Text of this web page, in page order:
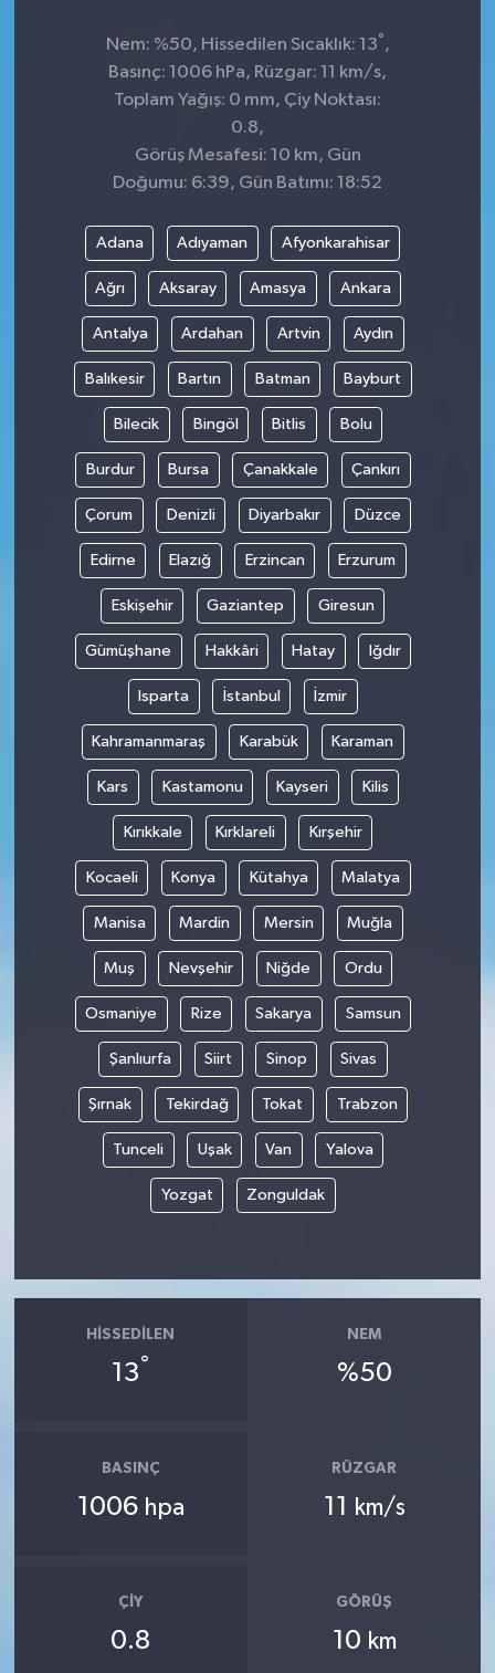
Nem: %50, Hissedilen Sıcaklık: 13° ,
Basınç: 1006 hPa, Rüzgar: 11 km/s,
Toplam Yağış: 0 mm, Çiy Noktası:
0.8,
Görüş Mesafesi: 10 km, Gün
Doğumu: 6:39, Gün Batımı: 18:52
Adana Adıyaman Afyonkarahisar
Ağrı Aksaray Amasya Ankara
Antalya Ardahan Artvin Aydın
Balıkesir Bartın Batman Bayburt
Bilecik Bingöl Bitlis Bolu
Burdur Bursa Çanakkale Çankırı
Çorum Denizli Diyarbakır Düzce
Edirne Elazığ Erzincan Erzurum
Eskişehir Gaziantep Giresun
Gümüşhane Hakkâri Hatay Iğdır
Isparta İstanbul İzmir
Kahramanmaraş Karabük Karaman
Kars Kastamonu Kayseri Kilis
Kırıkkale Kırklareli Kırşehir
Kocaeli Konya Kütahya Malatya
Manisa Mardin Mersin Muğla
Muş Nevşehir Niğde Ordu
Osmaniye Rize Sakarya Samsun
Şanlıurfa Siirt Sinop Sivas
Şırnak Tekirdağ Tokat Trabzon
Tunceli Uşak Van Yalova
Yozgat Zonguldak
HISSEDILEN
13°
NEM
%50
BASINÇ
1006 hpa
RÜZGAR
11 km/s
ÇIY
0.8
GÖRÜŞ
10 km